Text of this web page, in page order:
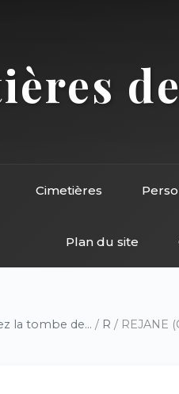
Cimetières
Plan du site
la tombe de... / R / REJANE